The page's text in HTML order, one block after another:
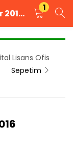
Microsoft Windows Server 2016 Datacenter Lisans
1
KAYIT OL
Lisans Ofis
Sepetim